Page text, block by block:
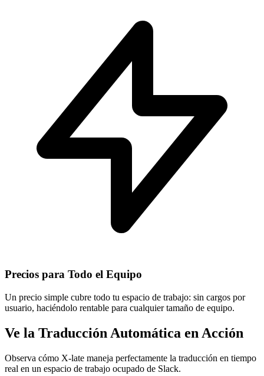
Precios para Todo el Equipo
Un precio simple cubre todo tu espacio de trabajo: sin cargos por
usuario, haciéndolo rentable para cualquier tamaño de equipo.
Ve la Traducción Automática en Acción
Observa cómo X-late maneja perfectamente la traducción en tiempo
real en un espacio de trabajo ocupado de Slack.